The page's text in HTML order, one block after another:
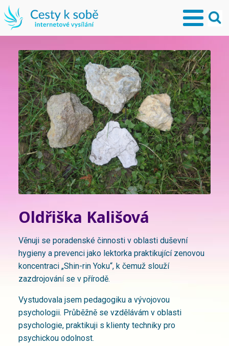
Oldřiška Kališová
Věnuji se poradenské činnosti v oblasti duševní
hygieny a prevenci jako lektorka praktikující zenovou
koncentraci „Shin-rin Yoku“, k čemuž slouží
zazdrojování se v přírodě.
Vystudovala jsem pedagogiku a vývojovou
psychologii. Průběžně se vzdělávám v oblasti
psychologie, praktikuji s klienty techniky pro
psychickou odolnost.